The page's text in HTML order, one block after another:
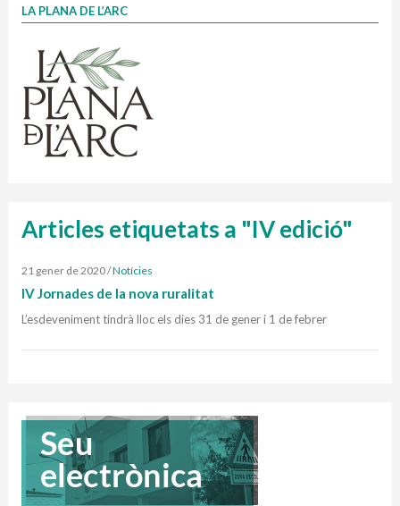
1 contenidors intel·ligents
Finançat per la Unió Europea – NextGenerationEU
LA PLANA DE L’ARC
Articles etiquetats a "IV edició"
21 gener de 2020/Notícies
IV Jornades de la nova ruralitat
L’esdeveniment tindrà lloc els dies 31 de gener i 1 de febrer